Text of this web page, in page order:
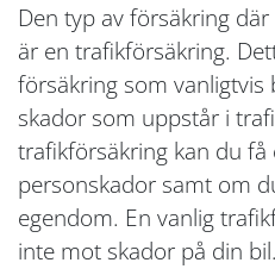
Den typ av försäkring
är en trafikförsäkring.
försäkring som
skador som uppstår i
trafikförsäkring kan du
personskador samt om
egendom. En vanlig
inte mot skador på din bil.